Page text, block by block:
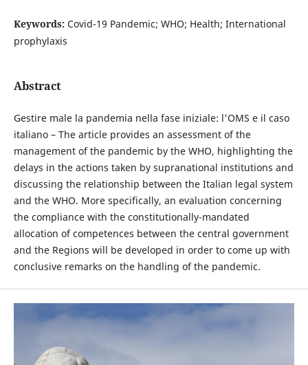
Keywords: Covid-19 Pandemic; WHO; Health; International
prophylaxis
Abstract
Gestire male la pandemia nella fase iniziale: l'OMS e il caso
italiano – The article provides an assessment of the
management of the pandemic by the WHO, highlighting the
delays in the actions taken by supranational institutions and
discussing the relationship between the Italian legal system
and the WHO. More specifically, an evaluation concerning
the compliance with the constitutionally-mandated
allocation of competences between the central government
and the Regions will be developed in order to come up with
conclusive remarks on the handling of the pandemic.